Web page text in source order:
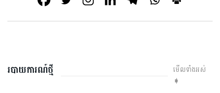
របាយការណ៍ថ្មី
មើលទាំងអស់
➧